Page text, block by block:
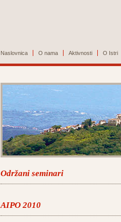
Naslovnica O nama Aktivnosti O Istri
Održani seminari
AIPO 2010